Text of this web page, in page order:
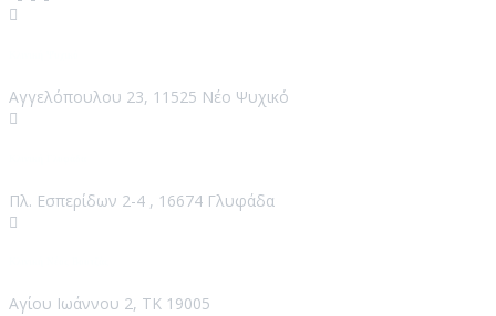
Αγγελόπουλου 23, 11525 Νέο Ψυχικό
Πλ. Εσπερίδων 2-4 , 16674 Γλυφάδα
Αγίου Ιωάννου 2, ΤΚ 19005